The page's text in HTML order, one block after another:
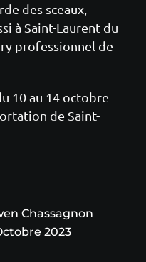
des sceaux,
à Saint-Laurent du
professionnel de
10 au 14 octobre
de Saint-
Chassagnon
2023